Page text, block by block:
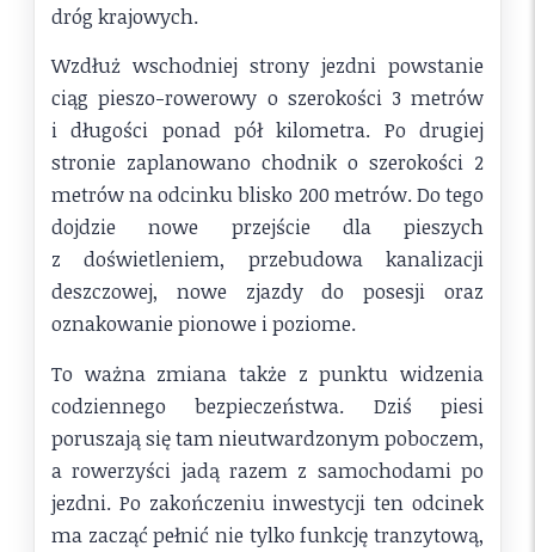
dróg krajowych.
Wzdłuż wschodniej strony jezdni powstanie
ciąg pieszo-rowerowy o szerokości 3 metrów
i długości ponad pół kilometra. Po drugiej
stronie zaplanowano chodnik o szerokości 2
metrów na odcinku blisko 200 metrów. Do tego
dojdzie nowe przejście dla pieszych
z doświetleniem, przebudowa kanalizacji
deszczowej, nowe zjazdy do posesji oraz
oznakowanie pionowe i poziome.
To ważna zmiana także z punktu widzenia
codziennego bezpieczeństwa. Dziś piesi
poruszają się tam nieutwardzonym poboczem,
a rowerzyści jadą razem z samochodami po
jezdni. Po zakończeniu inwestycji ten odcinek
ma zacząć pełnić nie tylko funkcję tranzytową,